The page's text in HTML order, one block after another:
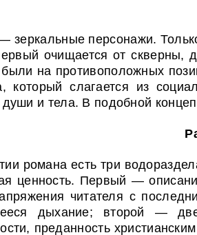
персонажи.
очищается от скверны,
были на противоположных
который слагается из
души и тела. В подобной
романа есть три
ценность. Первый —
читателя с
дыхание; второй —
преданность